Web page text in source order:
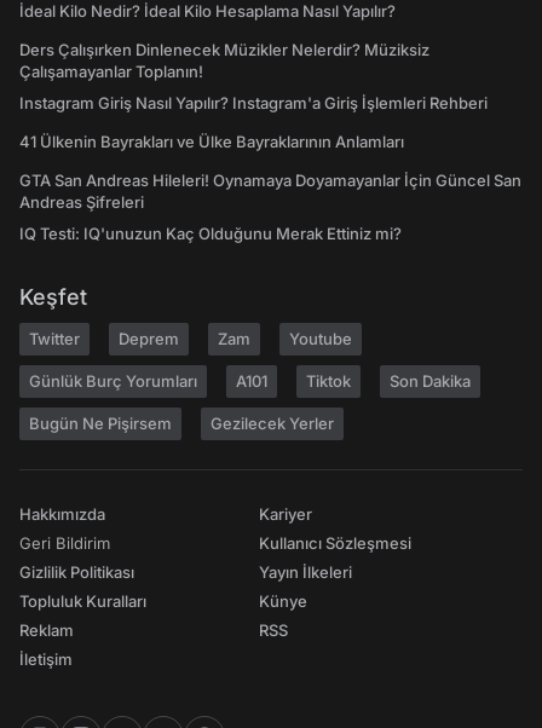
İdeal Kilo Nedir? İdeal Kilo Hesaplama Nasıl Yapılır?
Ders Çalışırken Dinlenecek Müzikler Nelerdir? Müziksiz
Çalışamayanlar Toplanın!
Instagram Giriş Nasıl Yapılır? Instagram'a Giriş İşlemleri Rehberi
41 Ülkenin Bayrakları ve Ülke Bayraklarının Anlamları
GTA San Andreas Hileleri! Oynamaya Doyamayanlar İçin Güncel San
Andreas Şifreleri
IQ Testi: IQ'unuzun Kaç Olduğunu Merak Ettiniz mi?
Keşfet
Twitter Deprem Zam Youtube
Günlük Burç Yorumları A101 Tiktok Son Dakika
Bugün Ne Pişirsem Gezilecek Yerler
Hakkımızda
Geri Bildirim
Gizlilik Politikası
Topluluk Kuralları
Reklam
İletişim
Kariyer
Kullanıcı Sözleşmesi
Yayın İlkeleri
Künye
RSS